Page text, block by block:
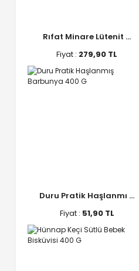
Rıfat Minare Lütenit ...
Fiyat : 279,90 TL
Duru Pratik Haşlanmı ...
Fiyat : 51,90 TL